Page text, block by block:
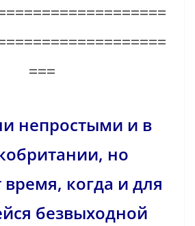
===
непростыми и в
но
когда и для
безвыходной